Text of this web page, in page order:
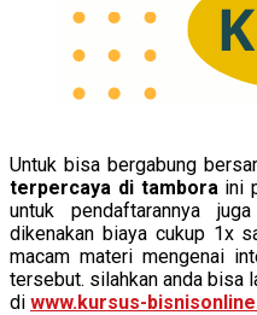
Untuk bisa bergabung
terpercaya di tambora ini
untuk pendaftarannya
dikenakan biaya cukup 1x
macam materi mengenai
tersebut. silahkan anda bisa
di www.kursus-